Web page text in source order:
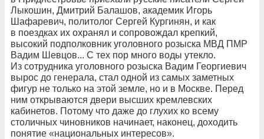
Лыкошин, Дмитрий Балашов, академик Игорь
Шафаревич, политолог Сергей Кургинян, и как
в поездках их охранял и сопровождал крепкий,
высокий подполковник уголовного розыска МВД ПМР
Вадим Шевцов... С тех пор много воды утекло.
Из сотрудника уголовного розыска Вадим Георгиевич
вырос до генерала, стал одной из самых заметных
фигур не только на этой земле, но и в Москве. Перед
ним открываются двери высших кремлевских
кабинетов. Потому что даже до глухих ко всему
столичных чиновников начинает, наконец, доходить
понятие «национальных интересов».